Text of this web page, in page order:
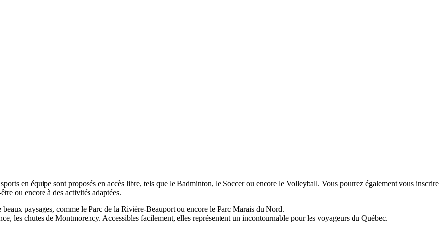
en équipe sont proposés en accès libre, tels que le Badminton, le Soccer ou encore le Volleyball. Vous pourrez également vous inscrire
ou encore à des activités adaptées.
paysages, comme le Parc de la Rivière-Beauport ou encore le Parc Marais du Nord.
les chutes de Montmorency. Accessibles facilement, elles représentent un incontournable pour les voyageurs du Québec.